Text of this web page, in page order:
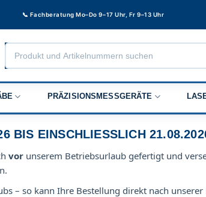
📞 Fachberatung Mo–Do 9–17 Uhr, Fr 9–13 Uhr
Products
search
PRÄZISIONSMESSGERÄTE
BIS EINSCHLIESSLICH 21.08.2026
vor unserem Betriebsurlaub gefertigt und
– so kann Ihre Bestellung direkt nach